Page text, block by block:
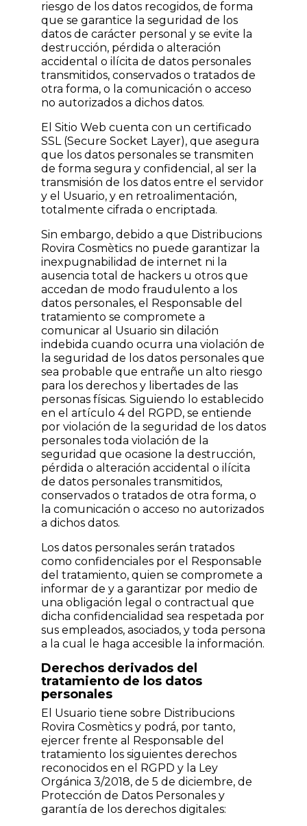
riesgo de los datos recogidos, de forma
que se garantice la seguridad de los
datos de carácter personal y se evite la
destrucción, pérdida o alteración
accidental o ilícita de datos personales
transmitidos, conservados o tratados de
otra forma, o la comunicación o acceso
no autorizados a dichos datos.
El Sitio Web cuenta con un certificado
SSL (Secure Socket Layer), que asegura
que los datos personales se transmiten
de forma segura y confidencial, al ser la
transmisión de los datos entre el servidor
y el Usuario, y en retroalimentación,
totalmente cifrada o encriptada.
Sin embargo, debido a que Distribucions
Rovira Cosmètics no puede garantizar la
inexpugnabilidad de internet ni la
ausencia total de hackers u otros que
accedan de modo fraudulento a los
datos personales, el Responsable del
tratamiento se compromete a
comunicar al Usuario sin dilación
indebida cuando ocurra una violación de
la seguridad de los datos personales que
sea probable que entrañe un alto riesgo
para los derechos y libertades de las
personas físicas. Siguiendo lo establecido
en el artículo 4 del RGPD, se entiende
por violación de la seguridad de los datos
personales toda violación de la
seguridad que ocasione la destrucción,
pérdida o alteración accidental o ilícita
de datos personales transmitidos,
conservados o tratados de otra forma, o
la comunicación o acceso no autorizados
a dichos datos.
Los datos personales serán tratados
como confidenciales por el Responsable
del tratamiento, quien se compromete a
informar de y a garantizar por medio de
una obligación legal o contractual que
dicha confidencialidad sea respetada por
sus empleados, asociados, y toda persona
a la cual le haga accesible la información.
Derechos derivados del
tratamiento de los datos
personales
El Usuario tiene sobre Distribucions
Rovira Cosmètics y podrá, por tanto,
ejercer frente al Responsable del
tratamiento los siguientes derechos
reconocidos en el RGPD y la Ley
Orgánica 3/2018, de 5 de diciembre, de
Protección de Datos Personales y
garantía de los derechos digitales: